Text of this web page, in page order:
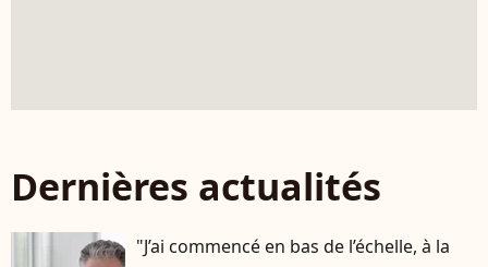
Dernières actualités
"J’ai commencé en bas de l’échelle, à la